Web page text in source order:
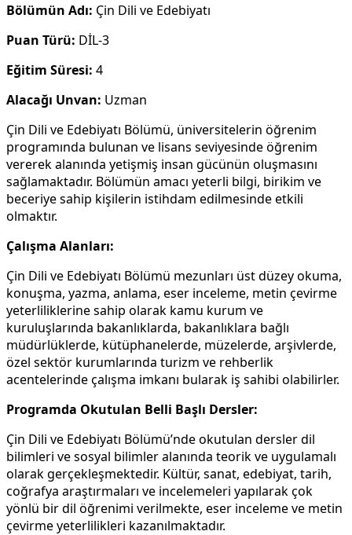
Bölümün Adı: Çin Dili ve Edebiyatı
Puan Türü: DİL-3
Eğitim Süresi: 4
Alacağı Unvan: Uzman
Çin Dili ve Edebiyatı Bölümü, üniversitelerin öğrenim
programında bulunan ve lisans seviyesinde öğrenim
vererek alanında yetişmiş insan gücünün oluşmasını
sağlamaktadır. Bölümün amacı yeterli bilgi, birikim ve
beceriye sahip kişilerin istihdam edilmesinde etkili
olmaktır.
Çalışma Alanları:
Çin Dili ve Edebiyatı Bölümü mezunları üst düzey okuma,
konuşma, yazma, anlama, eser inceleme, metin çevirme
yeterliliklerine sahip olarak kamu kurum ve
kuruluşlarında bakanlıklarda, bakanlıklara bağlı
müdürlüklerde, kütüphanelerde, müzelerde, arşivlerde,
özel sektör kurumlarında turizm ve rehberlik
acentelerinde çalışma imkanı bularak iş sahibi olabilirler.
Programda Okutulan Belli Başlı Dersler:
Çin Dili ve Edebiyatı Bölümü’nde okutulan dersler dil
bilimleri ve sosyal bilimler alanında teorik ve uygulamalı
olarak gerçekleşmektedir. Kültür, sanat, edebiyat, tarih,
coğrafya araştırmaları ve incelemeleri yapılarak çok
yönlü bir dil öğrenimi verilmekte, eser inceleme ve metin
çevirme yeterlilikleri kazanılmaktadır.